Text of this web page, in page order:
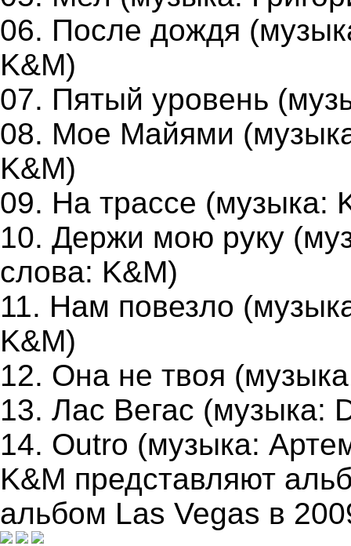
06. После дождя
K&M)
07. Пятый уровень
08. Мое Майями
K&M)
09. На трассе (музыка:
10. Держи мою руку
слова: K&M)
11. Нам повезло
K&M)
12. Она не твоя
13. Лас Вегас (музыка:
14. Outro (музыка:
K&M представляют
альбом Las Vegas в